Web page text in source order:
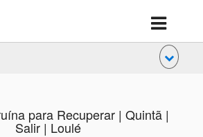
para Recuperar | Quintã |
Salir | Loulé